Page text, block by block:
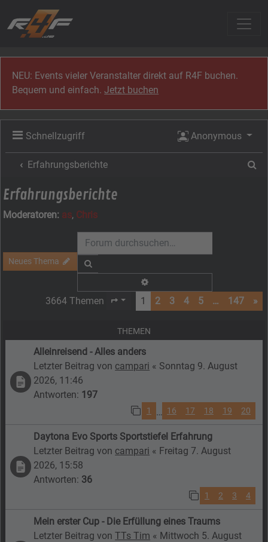
NEU: Events vieler Veranstalter direkt auf R4F buchen.
Bequem und einfach.Jetzt buchen
Schnellzugriff Anonymous
Erfahrungsberichte
Erfahrungsberichte
Moderatoren: as, Chris
Neues Thema
3664 Themen Seite von147
1 2 3 4 5 … 147 »
THEMEN
Alleinreisend - Alles anders
Letzter Beitrag von campari « Sonntag 9. August
2026, 11:46
Antworten: 197
1 … 16 17 18 19 20
Daytona Evo Sports Sportstiefel Erfahrung
Letzter Beitrag von campari « Freitag 7. August
2026, 15:58
Antworten: 36
1 2 3 4
Mein erster Cup - Die Erfüllung eines Traums
Letzter Beitrag vonTTs Tim « Mittwoch 5. August